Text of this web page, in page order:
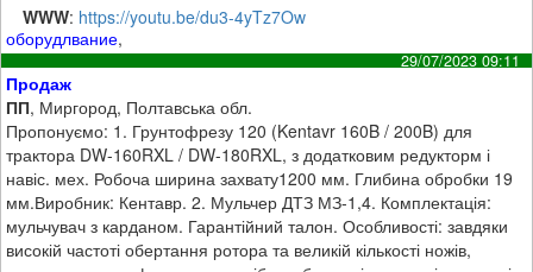
WWW: https://youtu.be/du3-4yTz7Ow
оборудлвание,
29/07/2023 09:11
Продаж
ПП, Миргород, Полтавська обл.
Пропонуємо: 1. Грунтофрезу 120 (Kentavr 160B / 200B) для
трактора DW-160RXL / DW-180RXL, з додатковим редукторм і
навіс. мех. Робоча ширина захвату1200 мм. Глибина обробки 19
мм.Виробник: Кентавр. 2. Мульчер ДТЗ МЗ-1,4. Комплектація:
мульчувач з карданом. Гарантійний талон. Особливості: завдяки
високій частоті обертання ротора та великій кількості ножів,